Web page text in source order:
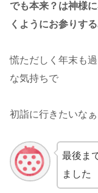
でも本来？は神様
くようにお参りす
慌ただしく年末も
な気持ちで
初詣に行きたいな
最後ま
ました